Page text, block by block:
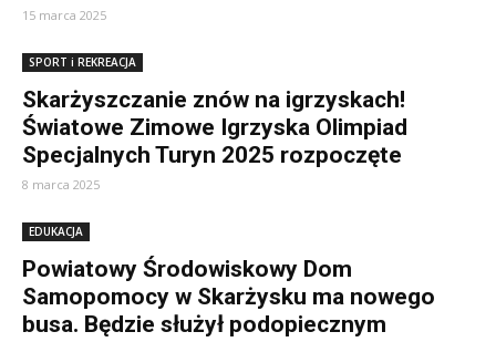
15 marca 2025
SPORT i REKREACJA
Skarżyszczanie znów na igrzyskach!
Światowe Zimowe Igrzyska Olimpiad
Specjalnych Turyn 2025 rozpoczęte
8 marca 2025
EDUKACJA
Powiatowy Środowiskowy Dom
Samopomocy w Skarżysku ma nowego
busa. Będzie służył podopiecznym